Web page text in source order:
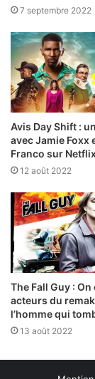
7 septembre 2022
Avis Day Shift :
avec Jamie Foxx
Franco sur
12 août 2022
The Fall Guy :
acteurs du
l’homme qui
13 août 2022